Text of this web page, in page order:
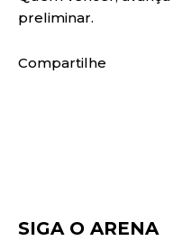
preliminar.
Compartilhe
SIGA O ARENA